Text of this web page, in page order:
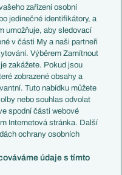
soutěž
zařízení osobní
jedinečné identifikátory, a
umožňuje, aby sledovací
v části My a naši partneři
Výběrem Zamítnout
zakážete. Pokud jsou
zobrazené obsahy a
Tuto nabídku můžete
nebo souhlas odvolat
spodní části webové
Internetová stránka. Další
ochrany osobních
údaje s tímto